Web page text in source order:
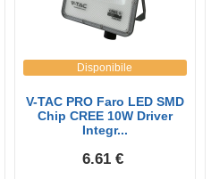
Disponibile
V-TAC PRO Faro LED SMD
Chip CREE 10W Driver
Integr...
6.61 €